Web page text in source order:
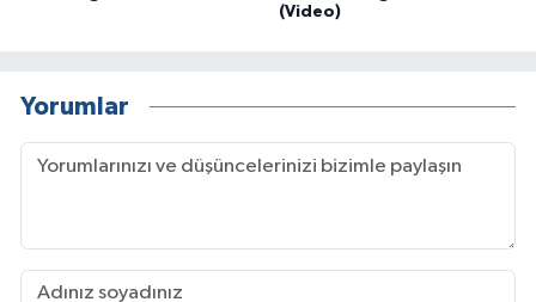
(Video)
Yorumlar